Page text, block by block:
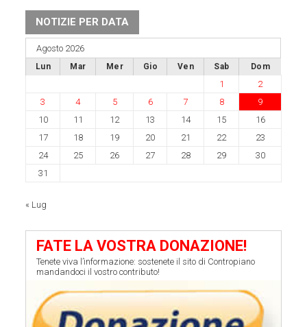
NOTIZIE PER DATA
Agosto 2026
Lun Mar Mer Gio Ven Sab Dom
1
2
3
4 5 6 7 8
9
10
11 12 13 14 15
16
17
18 19 20 21 22
23
24
25 26 27 28 29
30
31
« Lug
FATE LA VOSTRA DONAZIONE!
Tenete viva l’informazione: sostenete il sito di Contropiano
mandandoci il vostro contributo!